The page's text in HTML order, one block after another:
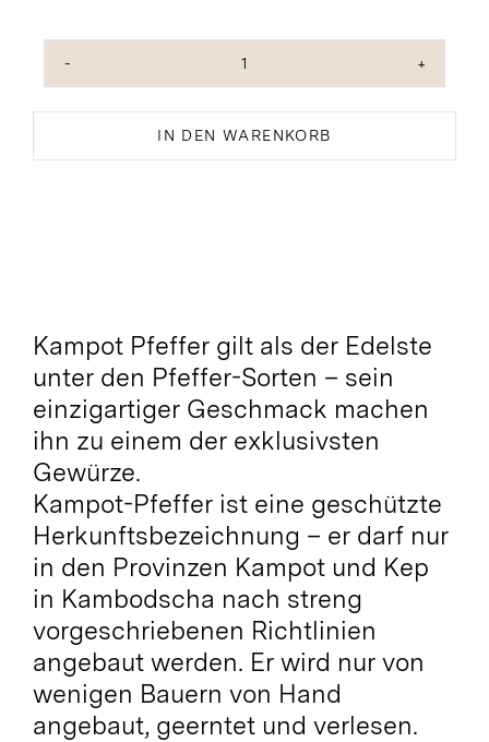
Kampot-
schwarz
Menge
IN DEN WARENKORB
Kampot Pfeffer gilt als der Edelste
unter den Pfeffer-Sorten – sein
einzigartiger Geschmack machen
ihn zu einem der exklusivsten
Gewürze.
Kampot-Pfeffer ist eine geschützte
Herkunftsbezeichnung – er darf nur
in den Provinzen Kampot und Kep
in Kambodscha nach streng
vorgeschriebenen Richtlinien
angebaut werden. Er wird nur von
wenigen Bauern von Hand
angebaut, geerntet und verlesen.